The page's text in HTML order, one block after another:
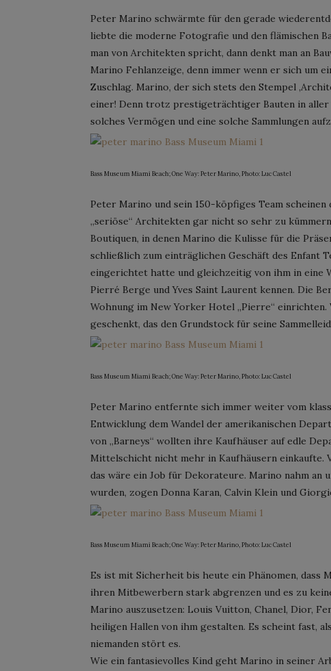
Peter Marino schwärmte für den gerade
liebte die moderne Fotografie und den flämischen
man von Architekten spricht, dann denkt man an
Marino Fehlanzeige, denn immer wenn er sich um
Zuschlag. Marino, der sich stets den Stempel
einer! Denn trotz prestigeträchtiger Bauten in
solches Vermögen und eine solche Sammlungen
Bass Museum Miami Beach; One Way: Peter Marino, Photo: Luc Castel
Peter Marino und sein 150-köpfiges Team
„seriöse“ Architekten gar nicht so sehr zu
Boutiquen, in denen Marino die Kulisse für die
schließlich zum einträglichen Geschäft des Enfant
eingerichtet hatte und gleichzeitig von ihm in eine
Pierré Berge und Yves Saint Laurent kennen. Die
Wohnung im New Yorker Hotel „Pierre“
geschenkt, das den Grundstock für seine
Bass Museum Miami Beach; One Way: Peter Marino, Photo: Luc Castel
Peter Marino entfernte sich immer weiter vom
Entwicklung dem Wandel der amerikanischen
von „Barneys“ wollten ihre Kaufhäuser auf edle
Mittelschicht nicht mehr in Kaufhäusern einkaufte.
das wäre ein Job für Dekorateure. Marino nahm an
wurden, zogen Donna Karan, Calvin Klein und
Bass Museum Miami Beach; One Way: Peter Marino, Photo: Luc Castel
Es ist mit Sicherheit bis heute ein Phänomen, dass
ihren Mitbewerbern stark abgrenzen und es zu
Marino auszusetzen: Louis Vuitton, Chanel, Dior,
heiligen Hallen von ihm gestalten. Es scheint fast,
niemanden stört es.
Wie ein fantasievolles Kind geht Marino in seiner